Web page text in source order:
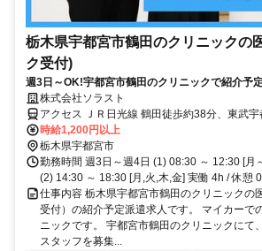
栃木県宇都宮市鶴田のクリニックの
ク受付)
週3日～OK!宇都宮市鶴田のクリニックで紹介予
株式会社ソラスト
アクセス ＪＲ日光線 鶴田徒歩約38分、東武
徒歩約38分、東武宇都宮線 南宇都宮北口徒歩
車7分,マイカー通勤可,敷地内全て禁煙
時給1,200円以上
栃木県宇都宮市
勤務時間 週3日～週4日 (1) 08:30 ～ 12:30 [月
(2) 14:30 ～ 18:30 [月,火,木,金] 実働 4h / 休憩
仕事内容 栃木県宇都宮市鶴田のクリニックの
受付）の紹介予定派遣求人です。 マイカーで
ニックです。 宇都宮市鶴田のクリニックにて
スタッフを募集...